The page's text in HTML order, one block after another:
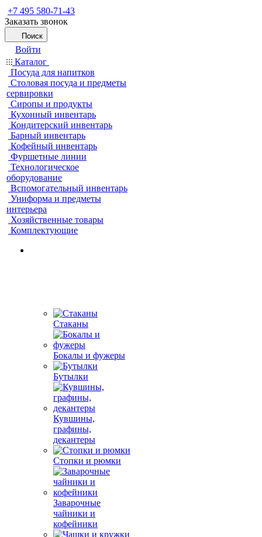
+7 495 580-71-43
Заказать звонок
Поиск
Войти
Каталог
Посуда для напитков
Столовая посуда и предметы
сервировки
Сиропы и продукты
Кухонный инвентарь
Кондитерский инвентарь
Барный инвентарь
Кофейный инвентарь
Фуршетные линии
Технологическое
оборудование
Вспомогательный инвентарь
Униформа и предметы
интерьера
Хозяйственные товары
Комплектующие
Стаканы
Бокалы и фужеры
Бутылки
Кувшины,
графины,
декантеры
Стопки и рюмки
Заварочные
чайники и
кофейники